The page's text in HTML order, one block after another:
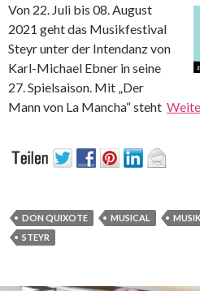
Von 22. Juli bis 08. August
2021 geht das Musikfestival
Steyr unter der Intendanz von
Karl-Michael Ebner in seine
27. Spielsaison. Mit „Der
Mann von La Mancha“ steht
DON QUIXOTE MUSICAL
STEYR